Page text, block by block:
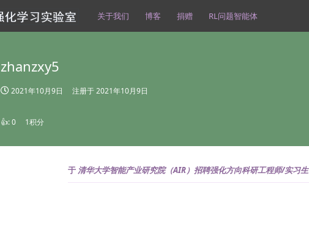
关于我们 博客 捐赠 RL问题智能体
zhanzxy5
2021年10月9日 注册于2021年10月9日
👍:0 1积分
于 清华大学智能产业研究院（AIR）招聘强化方向科研工程师/实习生